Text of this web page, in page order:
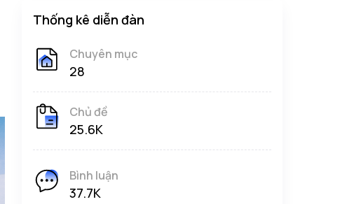
Thống kê diễn đàn
Chuyên mục
28
Chủ đề
25.6K
Bình luận
37.7K